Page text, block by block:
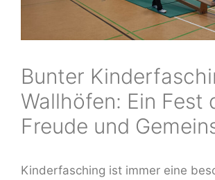
Bunter
Wallhöfen: Ein Fest
Freude und
Kinderfasching ist immer eine